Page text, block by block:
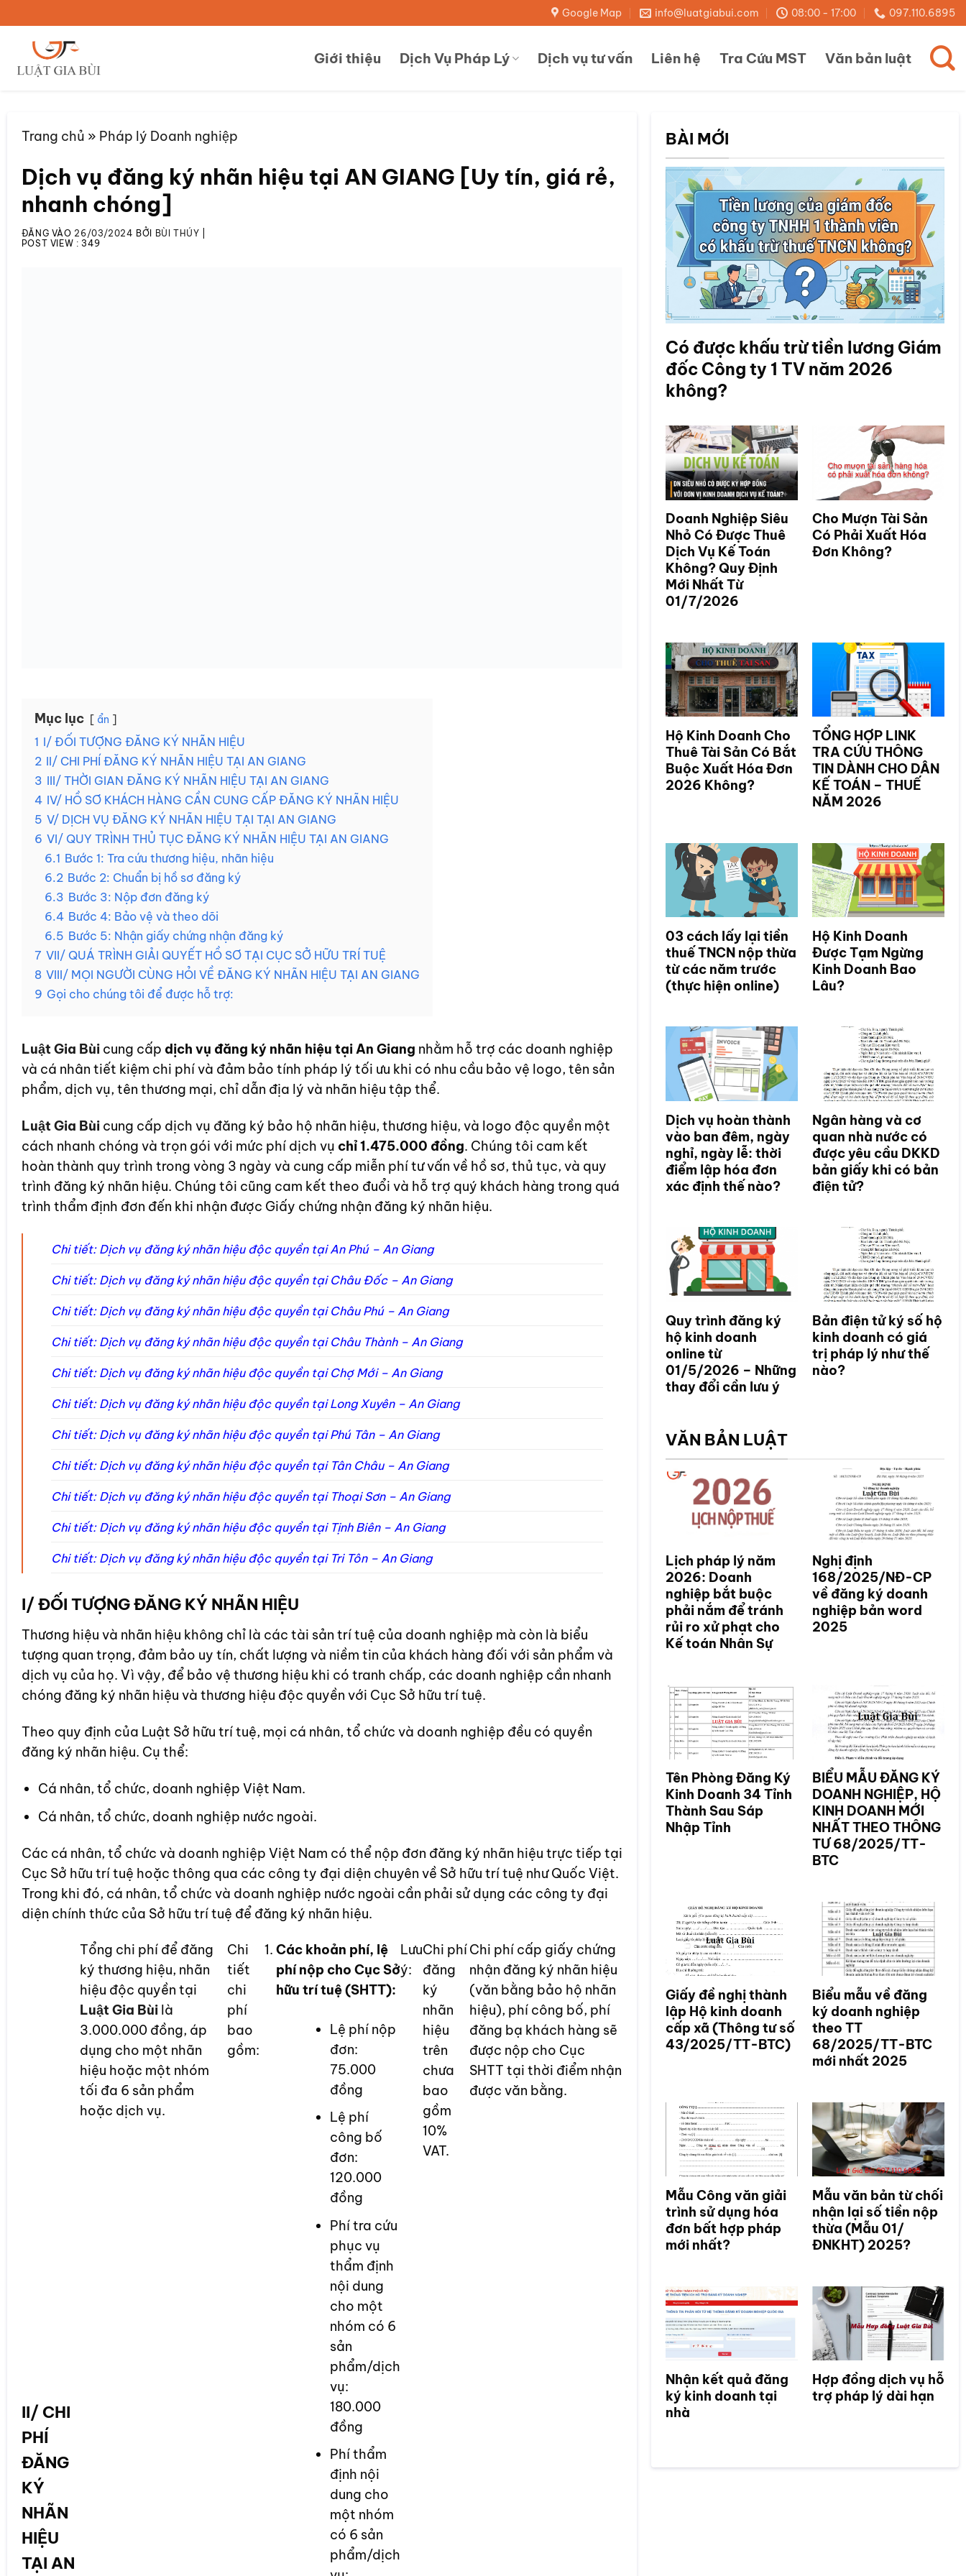
qua
dung
Google Map info@luatgiabui.com 08:00 - 17:00 097.110.6895
Giới thiệu Dịch Vụ Pháp Lý Dịch vụ tư vấn Liên hệ Tra Cứu MST Văn bản luật
Trang chủ » Pháp lý Doanh nghiệp
Dịch vụ đăng ký nhãn hiệu tại AN GIANG [Uy tín, giá rẻ,
nhanh chóng]
ĐĂNG VÀO 26/03/2024 BỞI BÙI THÚY
POST VIEW : 349
Mục lục ẩn
1 I/ ĐỐI TƯỢNG ĐĂNG KÝ NHÃN HIỆU
2 II/ CHI PHÍ ĐĂNG KÝ NHÃN HIỆU TẠI AN GIANG
3 III/ THỜI GIAN ĐĂNG KÝ NHÃN HIỆU TẠI AN GIANG
4 IV/ HỒ SƠ KHÁCH HÀNG CẦN CUNG CẤP ĐĂNG KÝ NHÃN HIỆU
5 V/ DỊCH VỤ ĐĂNG KÝ NHÃN HIỆU TẠI TẠI AN GIANG
6 VI/ QUY TRÌNH THỦ TỤC ĐĂNG KÝ NHÃN HIỆU TẠI AN GIANG
6.1 Bước 1: Tra cứu thương hiệu, nhãn hiệu
6.2 Bước 2: Chuẩn bị hồ sơ đăng ký
6.3 Bước 3: Nộp đơn đăng ký
6.4 Bước 4: Bảo vệ và theo dõi
6.5 Bước 5: Nhận giấy chứng nhận đăng ký
7 VII/ QUÁ TRÌNH GIẢI QUYẾT HỒ SƠ TẠI CỤC SỞ HỮU TRÍ TUỆ
8 VIII/ MỌI NGƯỜI CÙNG HỎI VỀ ĐĂNG KÝ NHÃN HIỆU TẠI AN GIANG
9 Gọi cho chúng tôi để được hỗ trợ:
Luật Gia Bùicung cấp dịch vụ đăng ký nhãn hiệu tại An Giang nhằm hỗ trợ các doanh nghiệp
và cá nhân tiết kiệm chi phí và đảm bảo tính pháp lý tối ưu khi có nhu cầu bảo vệ logo, tên sản
phẩm, dịch vụ, tên thương mại, chỉ dẫn địa lý và nhãn hiệu tập thể.
Luật Gia Bùicung cấp dịch vụ đăng ký bảo hộ nhãn hiệu, thương hiệu, và logo độc quyền một
cách nhanh chóng và trọn gói với mức phí dịch vụ chỉ 1.475.000 đồng. Chúng tôi cam kết
hoàn thành quy trình trong vòng 3 ngày và cung cấp miễn phí tư vấn về hồ sơ, thủ tục, và quy
trình đăng ký nhãn hiệu. Chúng tôi cũng cam kết theo đuổi và hỗ trợ quý khách hàng trong quá
trình thẩm định đơn đến khi nhận được Giấy chứng nhận đăng ký nhãn hiệu.
Chi tiết: Dịch vụ đăng ký nhãn hiệu độc quyền tại An Phú – An Giang
Chi tiết: Dịch vụ đăng ký nhãn hiệu độc quyền tại Châu Đốc – An Giang
Chi tiết: Dịch vụ đăng ký nhãn hiệu độc quyền tại Châu Phú – An Giang
Chi tiết: Dịch vụ đăng ký nhãn hiệu độc quyền tại Châu Thành – An Giang
Chi tiết: Dịch vụ đăng ký nhãn hiệu độc quyền tại Chợ Mới – An Giang
Chi tiết: Dịch vụ đăng ký nhãn hiệu độc quyền tại Long Xuyên – An Giang
Chi tiết: Dịch vụ đăng ký nhãn hiệu độc quyền tại Phú Tân – An Giang
Chi tiết: Dịch vụ đăng ký nhãn hiệu độc quyền tại Tân Châu – An Giang
Chi tiết: Dịch vụ đăng ký nhãn hiệu độc quyền tại Thoại Sơn – An Giang
Chi tiết: Dịch vụ đăng ký nhãn hiệu độc quyền tại Tịnh Biên – An Giang
Chi tiết: Dịch vụ đăng ký nhãn hiệu độc quyền tại Tri Tôn – An Giang
I/ ĐỐI TƯỢNG ĐĂNG KÝ NHÃN HIỆU
Thương hiệu và nhãn hiệu không chỉ là các tài sản trí tuệ của doanh nghiệp mà còn là biểu
tượng quan trọng, đảm bảo uy tín, chất lượng và niềm tin của khách hàng đối với sản phẩm và
dịch vụ của họ. Vì vậy, để bảo vệ thương hiệu khi có tranh chấp, các doanh nghiệp cần nhanh
chóng đăng ký nhãn hiệu và thương hiệu độc quyền với Cục Sở hữu trí tuệ.
Theo quy định của Luật Sở hữu trí tuệ, mọi cá nhân, tổ chức và doanh nghiệp đều có quyền
đăng ký nhãn hiệu. Cụ thể:
Cá nhân, tổ chức, doanh nghiệp Việt Nam.
Cá nhân, tổ chức, doanh nghiệp nước ngoài.
Các cá nhân, tổ chức và doanh nghiệp Việt Nam có thể nộp đơn đăng ký nhãn hiệu trực tiếp tại
Cục Sở hữu trí tuệ hoặc thông qua các công ty đại diện chuyên về Sở hữu trí tuệ như Quốc Việt.
Trong khi đó, cá nhân, tổ chức và doanh nghiệp nước ngoài cần phải sử dụng các công ty đại
diện chính thức của Sở hữu trí tuệ để đăng ký nhãn hiệu.
II/ CHI
PHÍ
ĐĂNG
KÝ
NHÃN
HIỆU
TẠI AN
Tổng chi phí để đăng
ký thương hiệu, nhãn
hiệu độc quyền tại
Luật Gia Bùilà
3.000.000 đồng, áp
dụng cho một nhãn
hiệu hoặc một nhóm
tối đa 6 sản phẩm
hoặc dịch vụ.
Chi
tiết
chi
phí
bao
gồm:
Các khoản phí, lệ
phí nộp cho Cục Sở
hữu trí tuệ (SHTT):
Lệ phí nộp
đơn:
75.000
đồng
Lệ phí
công bố
đơn:
120.000
đồng
Phí tra cứu
phục vụ
thẩm định
nội dung
cho một
nhóm có 6
sản
phẩm/dịch
vụ:
180.000
đồng
Phí thẩm
định nội
dung cho
một nhóm
có 6 sản
phẩm/dịch
Lưu
ý:
Chi phí
đăng
ký
nhãn
hiệu
trên
chưa
bao
gồm
10%
VAT.
Chi phí cấp giấy chứng
nhận đăng ký nhãn hiệu
(văn bằng bảo hộ nhãn
hiệu), phí công bố, phí
đăng bạ khách hàng sẽ
được nộp cho Cục
SHTT tại thời điểm nhận
được văn bằng.
BÀI MỚI
Có được khấu trừ tiền lương Giám
đốc Công ty 1 TV năm 2026
không?
Doanh Nghiệp Siêu
Nhỏ Có Được Thuê
Dịch Vụ Kế Toán
Không? Quy Định
Mới Nhất Từ
01/7/2026
Cho Mượn Tài Sản
Có Phải Xuất Hóa
Đơn Không?
Hộ Kinh Doanh Cho
Thuê Tài Sản Có Bắt
Buộc Xuất Hóa Đơn
2026 Không?
TỔNG HỢP LINK
TRA CỨU THÔNG
TIN DÀNH CHO DÂN
KẾ TOÁN – THUẾ
NĂM 2026
03 cách lấy lại tiền
thuế TNCN nộp thừa
từ các năm trước
(thực hiện online)
Hộ Kinh Doanh
Được Tạm Ngừng
Kinh Doanh Bao
Lâu?
Dịch vụ hoàn thành
vào ban đêm, ngày
nghỉ, ngày lễ: thời
điểm lập hóa đơn
xác định thế nào?
Ngân hàng và cơ
quan nhà nước có
được yêu cầu DKKD
bản giấy khi có bản
điện tử?
Quy trình đăng ký
hộ kinh doanh
online từ
01/5/2026 – Những
thay đổi cần lưu ý
Bản điện tử ký số hộ
kinh doanh có giá
trị pháp lý như thế
nào?
VĂN BẢN LUẬT
Lịch pháp lý năm
2026: Doanh
nghiệp bắt buộc
phải nắm để tránh
rủi ro xử phạt cho
Kế toán Nhân Sự
Nghị định
168/2025/NĐ-CP
về đăng ký doanh
nghiệp bản word
2025
Tên Phòng Đăng Ký
Kinh Doanh 34 Tỉnh
Thành Sau Sáp
Nhập Tỉnh
BIỂU MẪU ĐĂNG KÝ
DOANH NGHIỆP, HỘ
KINH DOANH MỚI
NHẤT THEO THÔNG
TƯ 68/2025/TT-
BTC
Giấy đề nghị thành
lập Hộ kinh doanh
cấp xã (Thông tư số
43/2025/TT-BTC)
Biểu mẫu về đăng
ký doanh nghiệp
theo TT
68/2025/TT-BTC
mới nhất 2025
Mẫu Công văn giải
trình sử dụng hóa
đơn bất hợp pháp
mới nhất?
Mẫu văn bản từ chối
nhận lại số tiền nộp
thừa (Mẫu 01/
ĐNKHT) 2025?
Nhận kết quả đăng
ký kinh doanh tại
nhà
Hợp đồng dịch vụ hỗ
trợ pháp lý dài hạn